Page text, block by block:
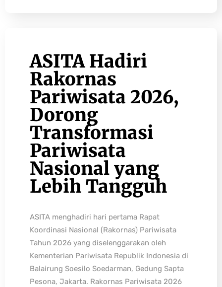
ASITA Hadiri
Rakornas
Pariwisata 2026,
Dorong
Transformasi
Pariwisata
Nasional yang
Lebih Tangguh
ASITA menghadiri hari pertama Rapat
Koordinasi Nasional (Rakornas) Pariwisata
Tahun 2026 yang diselenggarakan oleh
Kementerian Pariwisata Republik Indonesia di
Balairung Soesilo Soedarman, Gedung Sapta
Pesona, Jakarta. Rakornas Pariwisata 2026